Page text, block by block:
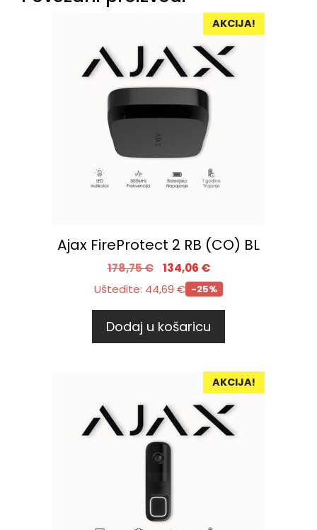
AKCIJA!
Ajax FireProtect 2 RB (CO) BL
178,75€ 134,06 €
Uštedite: 44,69 € -25%
Dodaj u košaricu
AKCIJA!